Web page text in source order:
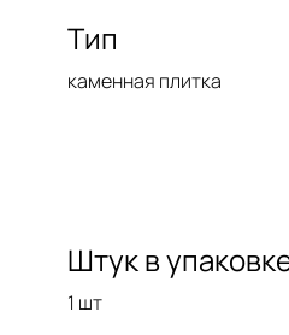
Тип
каменная плитка
Штук в
1 шт